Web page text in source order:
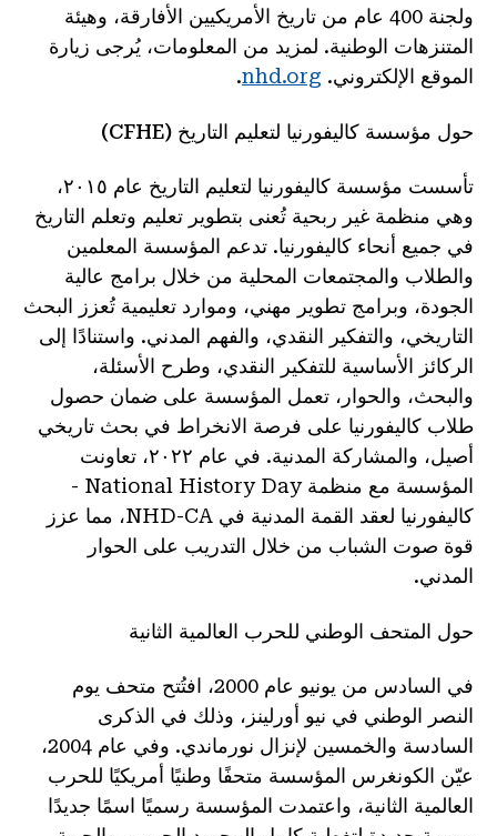
ولجنة 400 عام من تاريخ الأمريكيين الأفارقة، وهيئة
المتنزهات الوطنية. لمزيد من المعلومات، يُرجى زيارة
الموقع الإلكتروني. nhd.org
.
حول مؤسسة كاليفورنيا لتعليم التاريخ (CFHE)
تأسست مؤسسة كاليفورنيا لتعليم التاريخ عام ٢٠١٥،
وهي منظمة غير ربحية تُعنى بتطوير تعليم وتعلم التاريخ
في جميع أنحاء كاليفورنيا. تدعم المؤسسة المعلمين
والطلاب والمجتمعات المحلية من خلال برامج عالية
الجودة، وبرامج تطوير مهني، وموارد تعليمية تُعزز البحث
التاريخي، والتفكير النقدي، والفهم المدني. واستنادًا إلى
الركائز الأساسية للتفكير النقدي، وطرح الأسئلة،
والبحث، والحوار، تعمل المؤسسة على ضمان حصول
طلاب كاليفورنيا على فرصة الانخراط في بحث تاريخي
أصيل، والمشاركة المدنية. في عام ٢٠٢٢، تعاونت
المؤسسة مع منظمة National History Day -
كاليفورنيا لعقد القمة المدنية في NHD-CA، مما عزز
قوة صوت الشباب من خلال التدريب على الحوار
المدني.
حول المتحف الوطني للحرب العالمية الثانية
في السادس من يونيو عام 2000، افتُتح متحف يوم
النصر الوطني في نيو أورلينز، وذلك في الذكرى
السادسة والخمسين لإنزال نورماندي. وفي عام 2004،
عيّن الكونغرس المؤسسة متحفًا وطنيًا أمريكيًا للحرب
العالمية الثانية، واعتمدت المؤسسة رسميًا اسمًا جديدًا